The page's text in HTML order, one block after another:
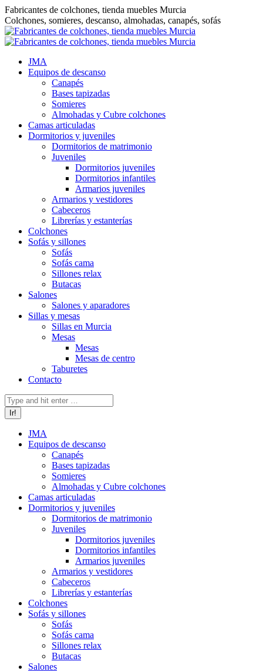
Saltar
al
contenido
Fabricantes de colchones, tienda muebles Murcia
Colchones, somieres, descanso, almohadas, canapés, sofás
JMA
Equipos de descanso
Canapés
Bases tapizadas
Somieres
Almohadas y Cubre colchones
Camas articuladas
Dormitorios y juveniles
Dormitorios de matrimonio
Juveniles
Dormitorios juveniles
Dormitorios infantiles
Armarios juveniles
Armarios y vestidores
Cabeceros
Librerías y estanterías
Colchones
Sofás y sillones
Sofás
Sofás cama
Sillones relax
Butacas
Salones
Salones y aparadores
Sillas y mesas
Sillas en Murcia
Mesas
Mesas
Mesas de centro
Taburetes
Contacto
Buscar:
JMA
Equipos de descanso
Canapés
Bases tapizadas
Somieres
Almohadas y Cubre colchones
Camas articuladas
Dormitorios y juveniles
Dormitorios de matrimonio
Juveniles
Dormitorios juveniles
Dormitorios infantiles
Armarios juveniles
Armarios y vestidores
Cabeceros
Librerías y estanterías
Colchones
Sofás y sillones
Sofás
Sofás cama
Sillones relax
Butacas
Salones